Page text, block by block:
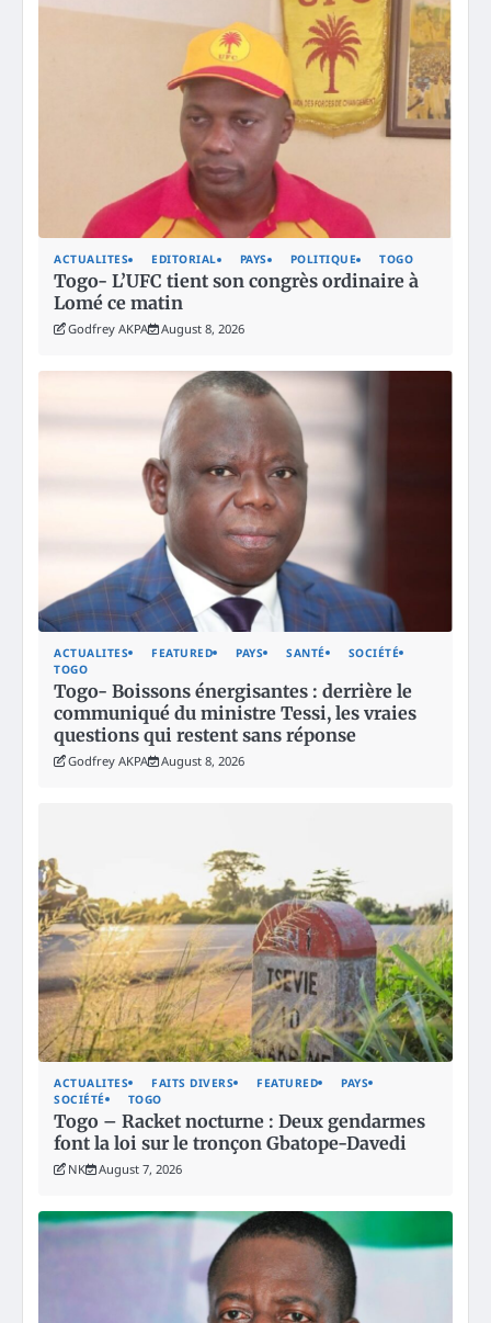
ACTUALITES EDITORIAL PAYS POLITIQUE TOGO
Togo- L’UFC tient son congrès ordinaire à
Lomé ce matin
Godfrey AKPA August 8, 2026
ACTUALITES FEATURED PAYS SANTÉ
SOCIÉTÉ
TOGO
Togo- Boissons énergisantes : derrière le
communiqué du ministre Tessi, les vraies
questions qui restent sans réponse
Godfrey AKPA August 8, 2026
ACTUALITES FAITS DIVERS FEATURED
PAYS
SOCIÉTÉ
TOGO
Togo – Racket nocturne : Deux gendarmes
font la loi sur le tronçon Gbatope-Davedi
NK August 7, 2026